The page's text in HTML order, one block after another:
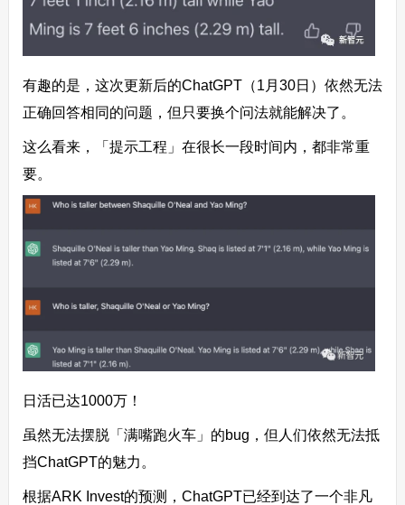
有趣的是，这次更新后的ChatGPT（1月30日）依然无法
正确回答相同的问题，但只要换个问法就能解决了。
这么看来，「提示工程」在很长一段时间内，都非常重
要。
日活已达1000万！
虽然无法摆脱「满嘴跑火车」的bug，但人们依然无法抵
挡ChatGPT的魅力。
根据ARK Invest的预测，ChatGPT已经到达了一个非凡